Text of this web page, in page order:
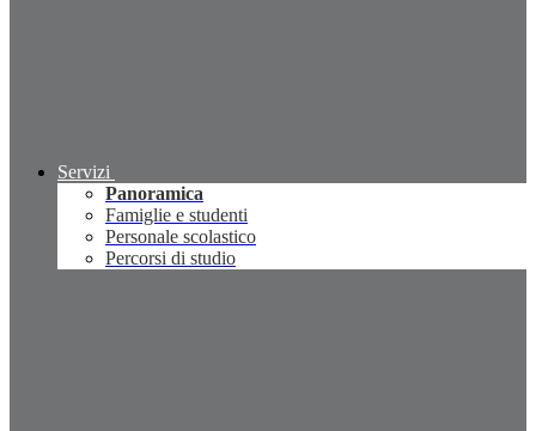
Servizi
Panoramica
Famiglie e studenti
Personale scolastico
Percorsi di studio